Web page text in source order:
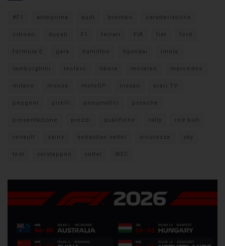
#F1 anteprima audi brembo caratteristiche
citroen ducati F1 ferrari FIA fiat ford
formula E gara hamilton hyundai imola
lamborghini leclerc libere mclaren mercedes
milano monza motoGP nissan orari TV
peugeot pirelli pneumatici porsche
presentazione prezzi qualifiche rally red bull
renault sainz sebastian vettel sicurezza sky
test verstappen vettel WEC